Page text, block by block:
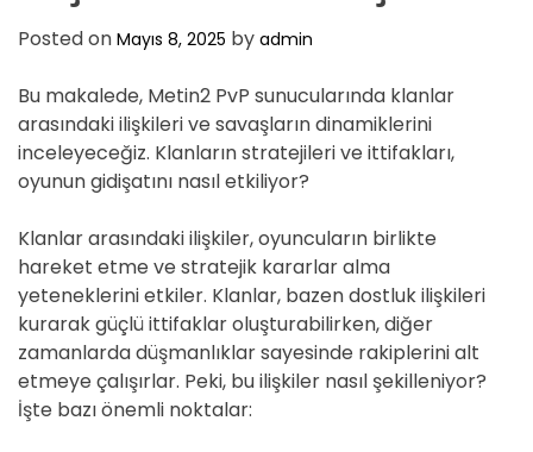
Posted on Mayıs 8, 2025 by admin
Bu makalede, Metin2 PvP sunucularında klanlar
arasındaki ilişkileri ve savaşların dinamiklerini
inceleyeceğiz. Klanların stratejileri ve ittifakları,
oyunun gidişatını nasıl etkiliyor?
Klanlar arasındaki ilişkiler, oyuncuların birlikte
hareket etme ve stratejik kararlar alma
yeteneklerini etkiler. Klanlar, bazen dostluk ilişkileri
kurarak güçlü ittifaklar oluşturabilirken, diğer
zamanlarda düşmanlıklar sayesinde rakiplerini alt
etmeye çalışırlar. Peki, bu ilişkiler nasıl şekilleniyor?
İşte bazı önemli noktalar: